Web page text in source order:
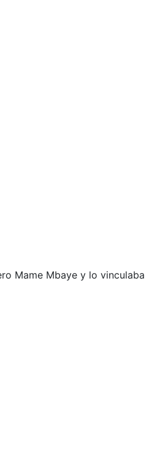
Mame Mbaye y lo vinculaba